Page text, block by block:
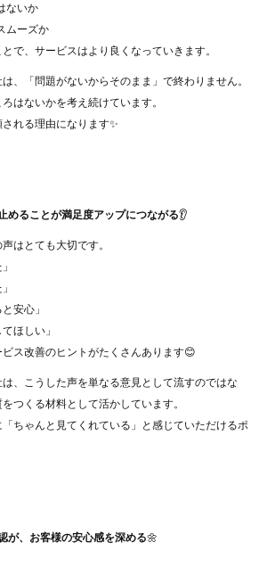
ないか
ムーズか
で、サービスはより良くなっていきます。
、「問題がないからそのまま」で終わりません。
はないかを考え続けています。
れる理由になります✨
めることが満足度アップにつながる👂
はとても大切です。
安心」
ほしい」
ス改善のヒントがたくさんあります😊
、こうした声を単なる意見として流すのではな
つくる材料として活かしています。
ちゃんと見てくれている」と感じていただけるポ
が、お客様の安心感を深める🌼